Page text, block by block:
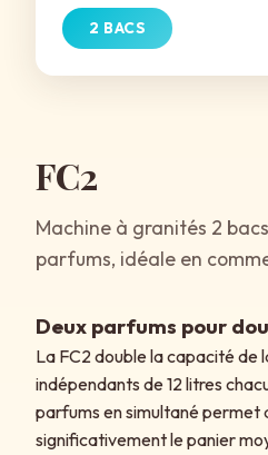
2 BACS
FC2
Machine à granités 2
parfums, idéale en
Deux parfums pour
La FC2 double la capacité de
indépendants de 12 litres
parfums en simultané permet
significativement le panier